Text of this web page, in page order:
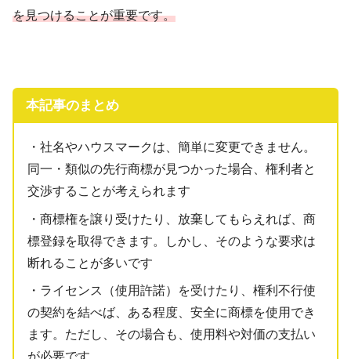
を見つけることが重要です。
本記事のまとめ
・社名やハウスマークは、簡単に変更できません。
同一・類似の先行商標が見つかった場合、権利者と
交渉することが考えられます
・商標権を譲り受けたり、放棄してもらえれば、商
標登録を取得できます。しかし、そのような要求は
断れることが多いです
・ライセンス（使用許諾）を受けたり、権利不行使
の契約を結べば、ある程度、安全に商標を使用でき
ます。ただし、その場合も、使用料や対価の支払い